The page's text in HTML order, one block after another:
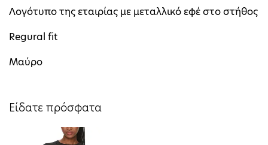
Λογότυπο της εταιρίας με μεταλλικό εφέ στο στήθος
Regural fit
Μαύρο
Είδατε πρόσφατα